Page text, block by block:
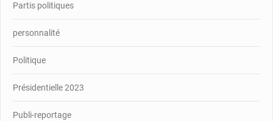
Partis politiques
personnalité
Politique
Présidentielle 2023
Publi-reportage